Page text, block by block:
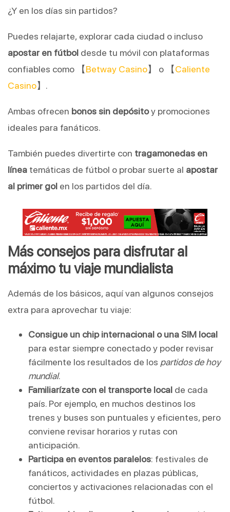
¿Y en los días sin partidos?
Puedes relajarte, explorar cada ciudad o incluso
apostar en fútbol desde tu móvil con plataformas
confiables como 【Betway Casino】 o 【Caliente
Casino】.
Ambas ofrecen bonos sin depósitoy promociones
ideales para fanáticos.
También puedes divertirte con tragamonedas en
línea temáticas de fútbol o probar suerte al apostar
al primer gol en los partidos del día.
Más consejos para disfrutar al
máximo tu viaje mundialista
Además de los básicos, aquí van algunos consejos
extra para aprovechar tu viaje:
Consigue un chip internacional o una SIM local
para estar siempre conectado y poder revisar
fácilmente los resultados de los partidos de hoy
mundial.
Familiarízate con el transporte local de cada
país. Por ejemplo, en muchos destinos los
trenes y buses son puntuales y eficientes, pero
conviene revisar horarios y rutas con
anticipación.
Participa en eventos paralelos: festivales de
fanáticos, actividades en plazas públicas,
conciertos y activaciones relacionadas con el
fútbol.